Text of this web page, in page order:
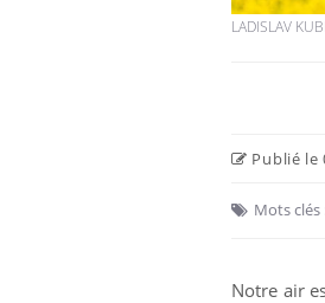
LADISLAV
Publié le
Mots clés
Notre air